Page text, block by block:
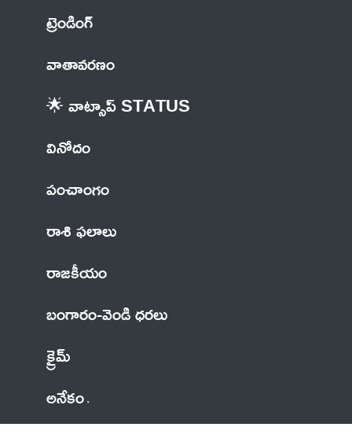
ట్రెండింగ్
వాతావరణం
🌟 వాట్సాప్ STATUS
వినోదం
పంచాంగం
రాశి ఫలాలు
రాజకీయం
బంగారం-వెండి ధరలు
క్రైమ్
అనేకం